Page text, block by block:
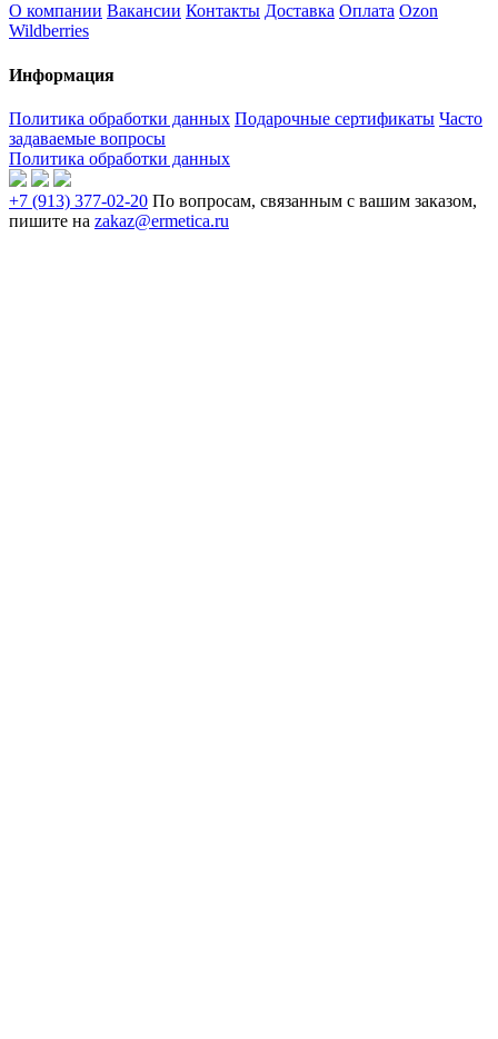
О компании Вакансии Контакты Доставка Оплата Ozon
Wildberries
Информация
Политика обработки данных Подарочные сертификаты Часто
задаваемые вопросы
Политика обработки данных
+7 (913) 377-02-20 По вопросам, связанным с вашим заказом,
пишите на zakaz@ermetica.ru